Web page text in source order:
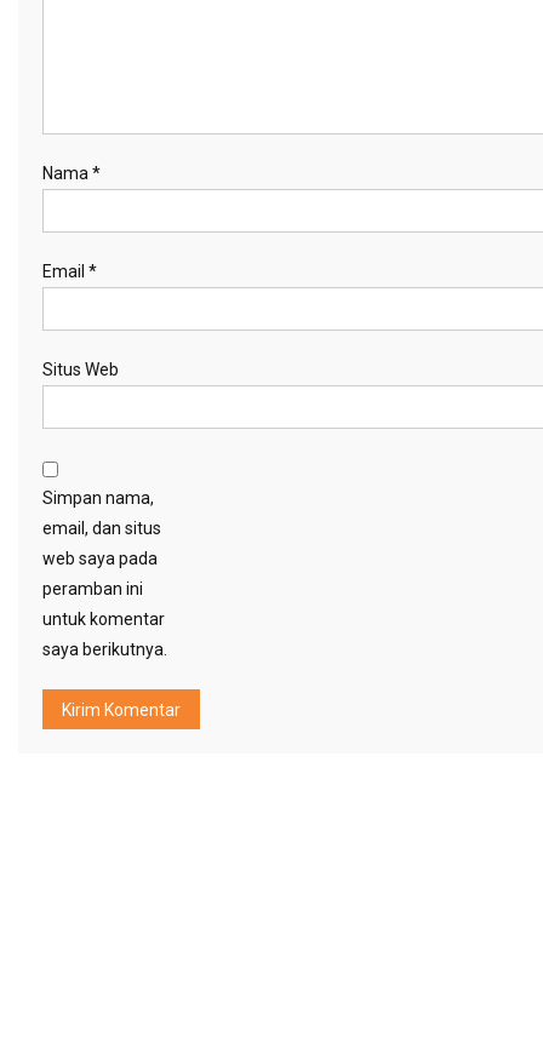
Nama *
Email *
Situs Web
Simpan nama,
email, dan situs
web saya pada
peramban ini
untuk komentar
saya berikutnya.